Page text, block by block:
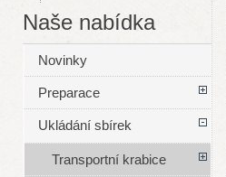
Naše nabídka
Novinky
Preparace
Ukládání sbírek
Transportní krabice